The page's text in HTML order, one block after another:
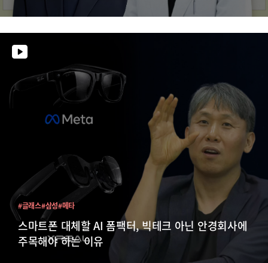
스마트폰 대체할 AI 폼팩터, 빅테크 아닌 안경회사에
주목해야 하는 이유
#글래스#삼성#메타